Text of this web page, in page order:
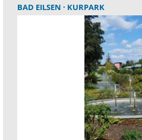
BAD EILSEN KURPARK